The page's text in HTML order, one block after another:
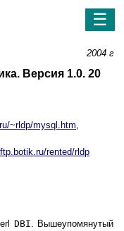
☰
2004 г
Версия 1.0. 20
~rldp/mysql.htm,
rented/rldp
DBI. Вышеупомянутый